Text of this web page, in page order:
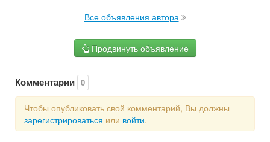
Все объявления автора
Продвинуть объявление
Комментарии 0
Чтобы опубликовать свой комментарий, Вы должны
зарегистрироваться или войти.